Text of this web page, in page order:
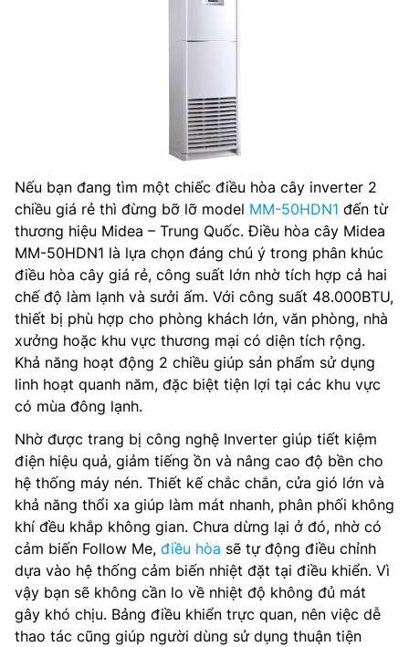
Nếu bạn đang tìm một chiếc điều hòa cây inverter 2
chiều giá rẻ thì đừng bỡ lỡ model MM-50HDN1 đến từ
thương hiệu Midea – Trung Quốc. Điều hòa cây Midea
MM-50HDN1 là lựa chọn đáng chú ý trong phân khúc
điều hòa cây giá rẻ, công suất lớn nhờ tích hợp cả hai
chế độ làm lạnh và sưởi ấm. Với công suất 48.000BTU,
thiết bị phù hợp cho phòng khách lớn, văn phòng, nhà
xưởng hoặc khu vực thương mại có diện tích rộng.
Khả năng hoạt động 2 chiều giúp sản phẩm sử dụng
linh hoạt quanh năm, đặc biệt tiện lợi tại các khu vực
có mùa đông lạnh.
Nhờ được trang bị công nghệ Inverter giúp tiết kiệm
điện hiệu quả, giảm tiếng ồn và nâng cao độ bền cho
hệ thống máy nén. Thiết kế chắc chắn, cửa gió lớn và
khả năng thổi xa giúp làm mát nhanh, phân phối không
khí đều khắp không gian. Chưa dừng lại ở đó, nhờ có
cảm biến Follow Me, điều hòa sẽ tự động điều chỉnh
dựa vào hệ thống cảm biến nhiệt đặt tại điều khiển. Vì
vậy bạn sẽ không cần lo về nhiệt độ không đủ mát
gây khó chịu. Bảng điều khiển trực quan, nên việc dễ
thao tác cũng giúp người dùng sử dụng thuận tiện